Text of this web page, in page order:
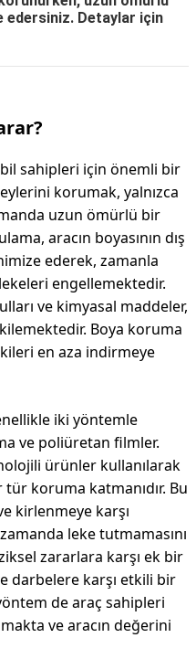
edersiniz. Detaylar için
sahipleri için önemli bir
korumak, yalnızca
uzun ömürlü bir
aracın boyasının dış
ederek, zamanla
engellemektedir.
ve kimyasal maddeler,
Boya koruma
en aza indirmeye
iki yöntemle
ve poliüretan filmler.
ürünler kullanılarak
koruma katmanıdır. Bu
kirlenmeye karşı
leke tutmamasını
zararlara karşı ek bir
darbelere karşı etkili bir
de araç sahipleri
ve aracın değerini